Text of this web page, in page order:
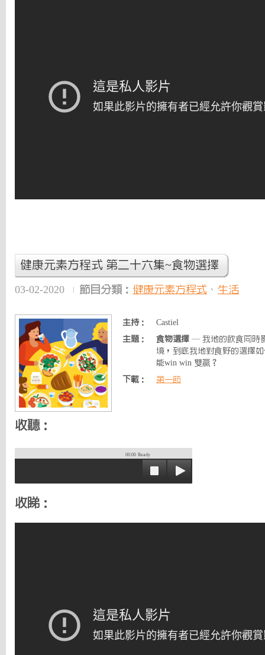
健康元素方程式 第二十六集~食物選擇
03-02-2020 節目分類： 健康元素方程式 、 生活
主持：
Castiel
主題：
食物選擇 — 我地的飲食同時
境，到底我地對食野的選擇
能win win 雙贏？
下載：
第一節
收聽：
00:00 Ready
收睇：